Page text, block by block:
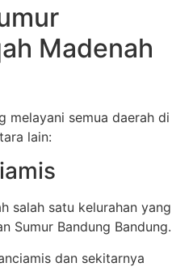
Madenah
melayani semua daerah di
lain:
salah satu kelurahan yang
Sumur Bandung Bandung.
dan sekitarnya